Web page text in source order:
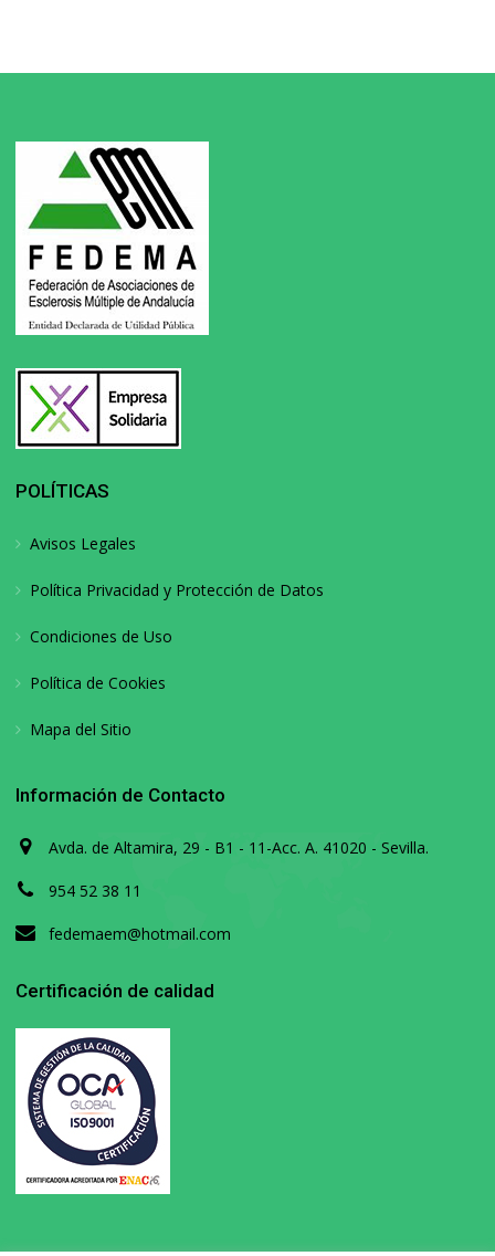
POLÍTICAS
Avisos Legales
Política Privacidad y Protección de Datos
Condiciones de Uso
Política de Cookies
Mapa del Sitio
Información de Contacto
Avda. de Altamira, 29 - B1 - 11-Acc. A. 41020 - Sevilla.
954 52 38 11
fedemaem@hotmail.com
Certificación de calidad